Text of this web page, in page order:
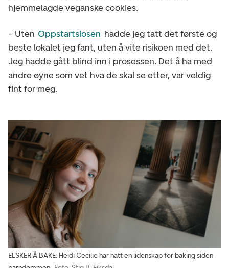
hjemmelagde veganske cookies.
– Uten Oppstartslosen hadde jeg tatt det første og
beste lokalet jeg fant, uten å vite risikoen med det.
Jeg hadde gått blind inn i prosessen. Det å ha med
andre øyne som vet hva de skal se etter, var veldig
fint for meg.
ELSKER Å BAKE: Heidi Cecilie har hatt en lidenskap for baking siden